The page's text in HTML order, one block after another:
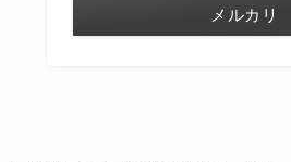
メルカリ